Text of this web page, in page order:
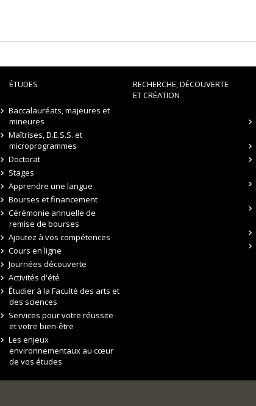
ÉTUDES
Baccalauréats, majeures et
mineures
Maîtrises, D.E.S.S. et
microprogrammes
Doctorat
Stages
Apprendre une langue
Bourses et financement
Cérémonie annuelle de
remise de bourses
Ajoutez à vos compétences
Cours en ligne
Journées découverte
Activités d'été
Étudier à la Faculté des arts et
des sciences
Services pour votre réussite
et votre bien-être
Les enjeux
environnementaux au cœur
de vos études
RECHERCHE, DÉCOUVERTE
ET CRÉATION